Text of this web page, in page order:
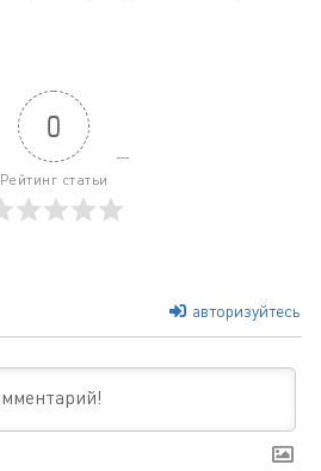
0
Рейтинг статьи
авторизуйтесь